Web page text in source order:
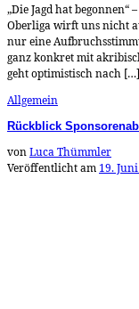
„Die Jagd hat
Oberliga wirft uns nicht
nur eine
ganz konkret mit
geht optimistisch nach […]
Allgemein
Rückblick
vonLuca Thümmler
Veröffentlicht am 19.